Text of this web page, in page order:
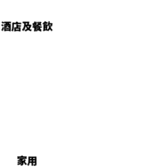
酒店及餐飲
家用